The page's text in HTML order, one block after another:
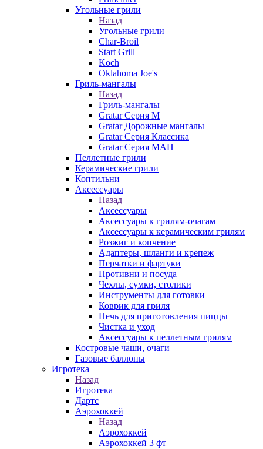
Угольные грили
Назад
Угольные грили
Char-Broil
Start Grill
Koch
Oklahoma Joe's
Гриль-мангалы
Назад
Гриль-мангалы
Gratar Серия M
Gratar Дорожные мангалы
Gratar Серия Классика
Gratar Серия МАН
Пеллетные грили
Керамические грили
Коптильни
Аксессуары
Назад
Аксессуары
Аксессуары к грилям-очагам
Аксессуары к керамическим грилям
Розжиг и копчение
Адаптеры, шланги и крепеж
Перчатки и фартуки
Противни и посуда
Чехлы, сумки, столики
Инструменты для готовки
Коврик для гриля
Печь для приготовления пиццы
Чистка и уход
Аксессуары к пеллетным грилям
Костровые чаши, очаги
Газовые баллоны
Игротека
Назад
Игротека
Дартс
Аэрохоккей
Назад
Аэрохоккей
Аэрохоккей 3 фт